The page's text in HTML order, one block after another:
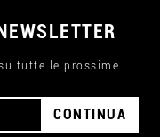
tutte le prossime
CONTINUA